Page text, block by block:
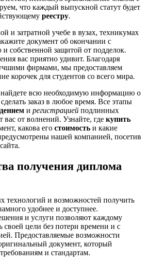
что каждый выпускной статут будет
реестру.
и затратной учебе в вузах, техникумах
документ об окончании с
и собственной защитой от подделок.
вас приятно удивит. Благодаря
фирмами, мы предоставляем
корочек для студентов со всего мира.
всю необходимую информацию о
заказ в любое время. Все этапы
и регистрацией подлинных
вас от волнений. Узнайте, где купить
какова его стоимость и какие
нашей компанией, посетив
получения диплома
технологий и возможностей получить
удобнее и доступнее.
и услуги позволяют каждому
цели без потери времени и с
Предоставляемые возможности
документ, который
и стандартам.